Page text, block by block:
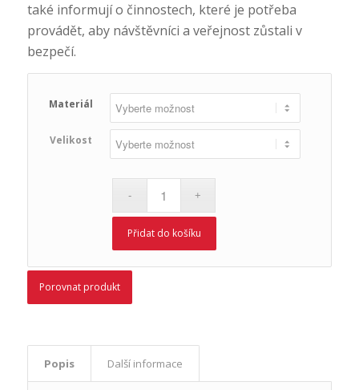
také informují o činnostech, které je potřeba
provádět, aby návštěvníci a veřejnost zůstali v
bezpečí.
Materiál
Velikost
Přidat do košíku
Porovnat produkt
Popis Další informace